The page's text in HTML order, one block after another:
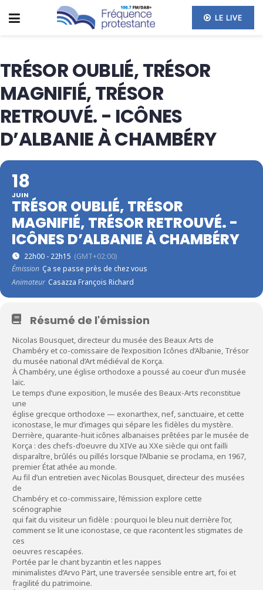
LE LIVE
TRÉSOR OUBLIÉ, TRÉSOR
MAGNIFIÉ, TRÉSOR
RETROUVÉ. - ICÔNES
D’ALBANIE À CHAMBÉRY
18
JUIN
TRÉSOR OUBLIÉ, TRÉSOR
MAGNIFIÉ, TRÉSOR RETROUVÉ. -
ICÔNES D’ALBANIE À CHAMBÉRY
22h00 - 22h15 (GMT+02:00)
Émission Ça se passe près de chez vous
Animateur Casazza François Richard
Résumé de l'émission
Nicolas Bousquet, directeur du musée des Beaux Arts de
Chambéry et co-comissaire de l’exposition Icônes d’Albanie, Trésor
du musée national d’Art médiéval de Korça.
À Chambéry, une église orthodoxe a poussé au coeur d’un musée
laïc.
Le temps d’une exposition, le musée des Beaux-Arts reconstitue
une
église grecque orthodoxe — exonarthex, nef, sanctuaire, et cette
iconostase, le mur d’images qui sépare les fidèles du mystère.
Derrière, quarante-huit icônes albanaises prêtées par le musée de
Korça : des chefs-d’oeuvre du XIVe au XXe siècle qui ont failli
disparaître, brûlés ou pillés lorsque l’Albanie se proclama, en 1967,
premier État athée au monde.
Au fil d’un entretien avec Nicolas Bousquet, directeur des musées
de
Chambéry et co-commissaire, l’émission explore cette
scénographie
qui fait du visiteur un fidèle : pourquoi le bleu nuit derrière l’or,
comment se lit une iconostase, ce que racontent les stigmates de
ces
oeuvres rescapées.
Portée par le chant byzantin et les nappes
minimalistes d’Arvo Pärt, une traversée sensible entre art, foi et
fragilité du patrimoine.